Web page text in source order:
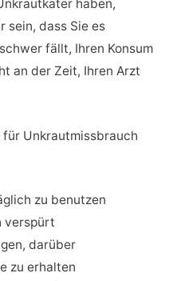
haben,
sein, dass Sie es
fällt, Ihren Konsum
an der Zeit, Ihren Arzt
Unkrautmissbrauch
zu benutzen
verspürt
darüber
zu erhalten